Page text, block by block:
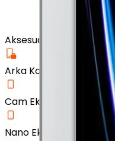
Aksesuar
Arka Koruma Kılıf
Cam Ekran Koruyucu
Nano Ekran Koruyucu